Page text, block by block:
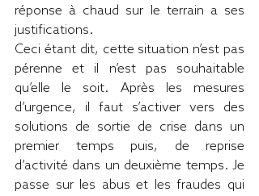
réponse à chaud sur le terrain a ses
justifications.
Ceci étant dit, cette situation n’est pas
pérenne et il n’est pas souhaitable
qu’elle le soit. Après les mesures
d’urgence, il faut s’activer vers des
solutions de sortie de crise dans un
premier temps puis, de reprise
d’activité dans un deuxième temps. Je
passe sur les abus et les fraudes qui